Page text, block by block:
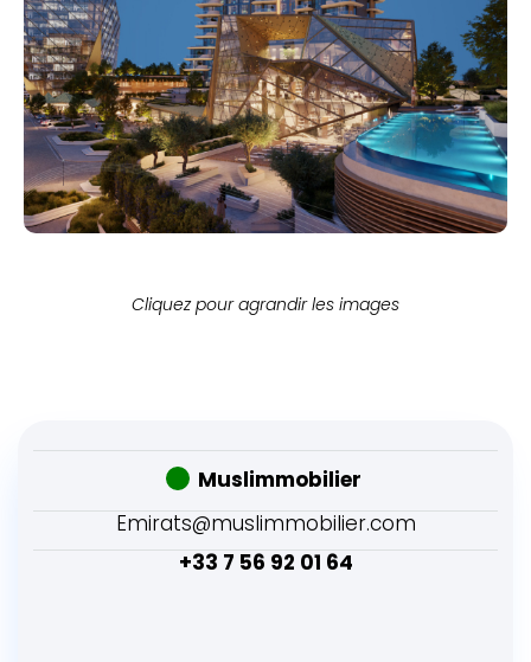
Cliquez pour agrandir les images
Muslimmobilier
Emirats@muslimmobilier.com
+33 7 56 92 01 64